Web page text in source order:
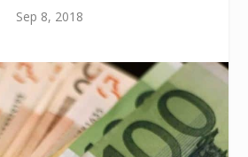
Sep 8, 2018